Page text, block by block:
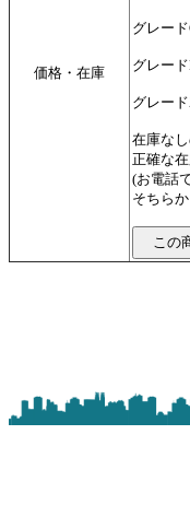
価格・在庫
グレー
グレー
グレー
在庫な
正確な
(お電話
そちら